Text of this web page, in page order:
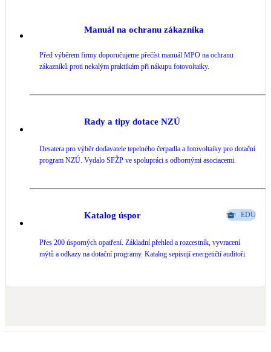
LED osvětlení
Vnitřní i venkovní
Akumulace dešťovky
Zelená střecha NEW
Vegetační střechy
Malé i velké turbíny
Manuál na ochranu zákazníka
Před výběrem firmy doporučujeme přečíst manuál MPO na ochranu
zákazníků proti nekalým praktikám při nákupu fotovoltaiky.
Rady a tipy dotace NZÚ
Desatera pro výběr dodavatele tepelného čerpadla a fotovoltaiky pro dotační
program NZÚ. Vydalo SFŽP ve spolupráci s odbornými asociacemi.
Katalog úspor EDU
Přes 200 úsporných opatření. Základní přehled a rozcestník, vyvracení
mýtů a odkazy na dotační programy. Katalog sepisují energetičtí auditoři.